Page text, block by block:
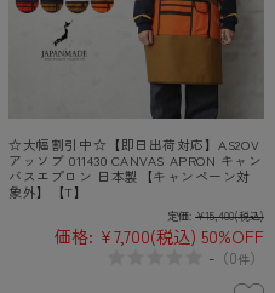
☆大幅割引中☆【即日出荷対応】AS2OV
アッソブ 011430 CANVAS APRON キャン
バスエプロン 日本製【キャンペーン対
象外】【T】
定価: ¥15,400(税込)
価格: ¥7,700(税込) 50%OFF
- （0件）